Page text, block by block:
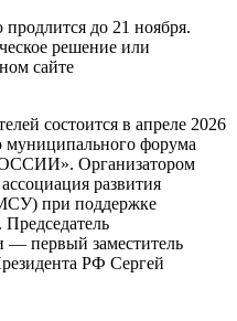
до 21 ноября.
решение или
сайте
состоится в апреле 2026
муниципального форума
Организатором
развития
при поддержке
— первый заместитель
РФ Сергей